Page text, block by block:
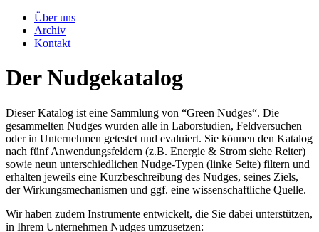
Über uns
Archiv
Kontakt
Der Nudgekatalog
Dieser Katalog ist eine Sammlung von “Green Nudges“. Die
gesammelten Nudges wurden alle in Laborstudien, Feldversuchen
oder in Unternehmen getestet und evaluiert. Sie können den Katalog
nach fünf Anwendungsfeldern (z.B. Energie & Strom siehe Reiter)
sowie neun unterschiedlichen Nudge-Typen (linke Seite) filtern und
erhalten jeweils eine Kurzbeschreibung des Nudges, seines Ziels,
der Wirkungsmechanismen und ggf. eine wissenschaftliche Quelle.
Wir haben zudem Instrumente entwickelt, die Sie dabei unterstützen,
in Ihrem Unternehmen Nudges umzusetzen: